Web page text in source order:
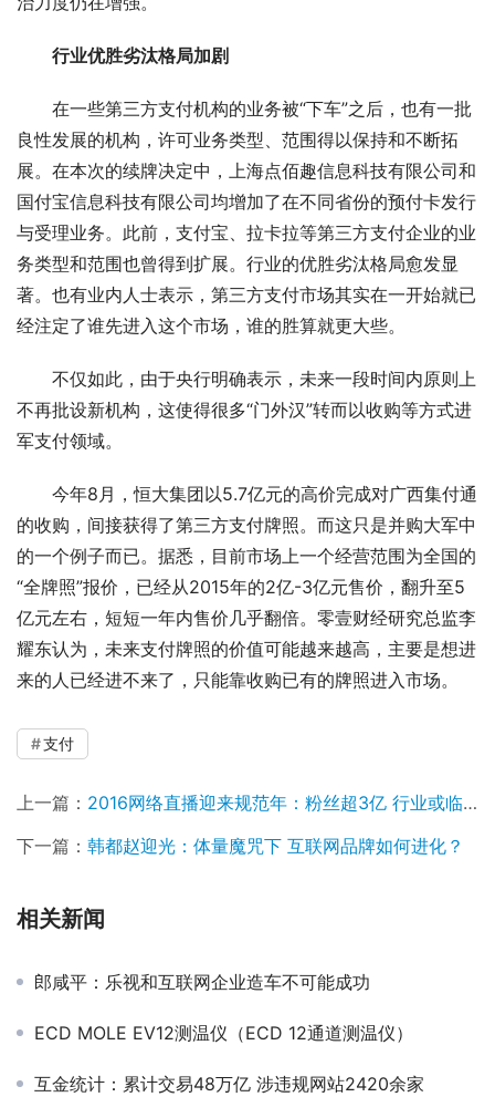
行业优胜劣汰格局加剧
在一些第三方支付机构的业务被“下车”之后，也有一批
良性发展的机构，许可业务类型、范围得以保持和不断拓
展。在本次的续牌决定中，上海点佰趣信息科技有限公司和
国付宝信息科技有限公司均增加了在不同省份的预付卡发行
与受理业务。此前，支付宝、拉卡拉等第三方支付企业的业
务类型和范围也曾得到扩展。行业的优胜劣汰格局愈发显
著。也有业内人士表示，第三方支付市场其实在一开始就已
经注定了谁先进入这个市场，谁的胜算就更大些。
不仅如此，由于央行明确表示，未来一段时间内原则上
不再批设新机构，这使得很多“门外汉”转而以收购等方式进
军支付领域。
今年8月，恒大集团以5.7亿元的高价完成对广西集付通
的收购，间接获得了第三方支付牌照。而这只是并购大军中
的一个例子而已。据悉，目前市场上一个经营范围为全国的
“全牌照”报价，已经从2015年的2亿-3亿元售价，翻升至5
亿元左右，短短一年内售价几乎翻倍。零壹财经研究总监李
耀东认为，未来支付牌照的价值可能越来越高，主要是想进
来的人已经进不来了，只能靠收购已有的牌照进入市场。
支付
上一篇： 2016网络直播迎来规范年：粉丝超3亿 行业或临新拐点
下一篇： 韩都赵迎光：体量魔咒下 互联网品牌如何进化？
相关新闻
郎咸平：乐视和互联网企业造车不可能成功
ECD MOLE EV12测温仪（ECD 12通道测温仪）
互金统计：累计交易48万亿 涉违规网站2420余家